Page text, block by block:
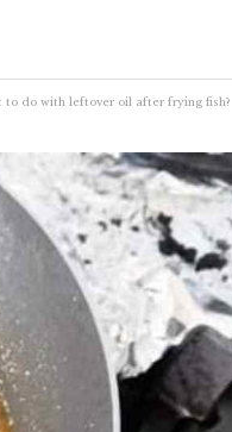
do with leftover oil after frying fish?